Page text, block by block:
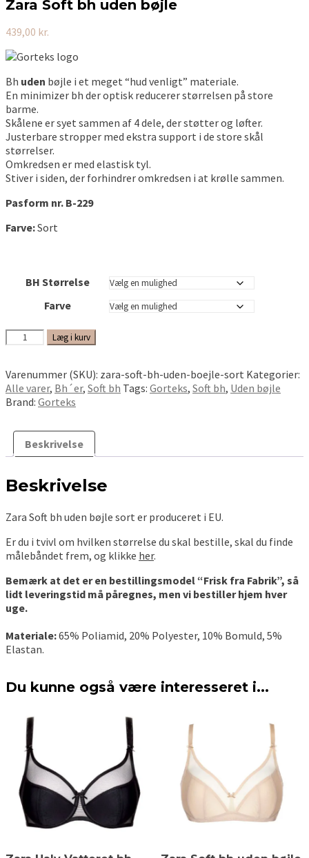
Zara Soft bh uden bøjle
439,00 kr.
Bh uden bøjle i et meget “hud venligt” materiale.
En minimizer bh der optisk reducerer størrelsen på store
barme.
Skålene er syet sammen af 4 dele, der støtter og løfter.
Justerbare stropper med ekstra support i de store skål
størrelser.
Omkredsen er med elastisk tyl.
Stiver i siden, der forhindrer omkredsen i at krølle sammen.
Pasform nr. B-229
Farve:Sort
BH Størrelse
Farve
Zara
Soft
uden
bøjle
antal
Læg i kurv
Varenummer (SKU): zara-soft-bh-uden-boejle-sort Kategorier:
Alle varer, Bh´er, Soft bh Tags: Gorteks, Soft bh, Uden bøjle
Brand: Gorteks
Beskrivelse
Beskrivelse
Zara Soft bh uden bøjle sort er produceret i EU.
Er du i tvivl om hvilken størrelse du skal bestille, skal du finde
målebåndet frem, og klikke her.
Bemærk at det er en bestillingsmodel “Frisk fra Fabrik”, så
lidt leveringstid må påregnes, men vi bestiller hjem hver
uge.
Materiale:65% Poliamid, 20% Polyester, 10% Bomuld, 5%
Elastan.
Du kunne også være interesseret i...